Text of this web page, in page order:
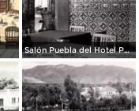
Salón Puebla del Hotel Peñafiel